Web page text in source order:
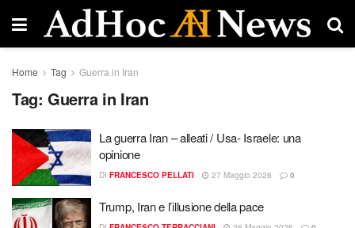
Home Tag Guerra in Iran
Tag: Guerra in Iran
La guerra Iran – alleati / Usa- Israele: una
opinione
DI FRANCESCO PELLATI 27 Maggio 2026 0
Trump, Iran e l’illusione della pace